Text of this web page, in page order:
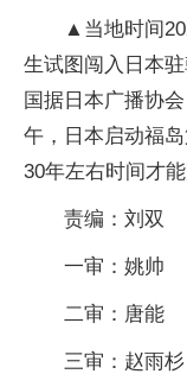
▲当地时间
生试图闯入日本
国据日本广播协
午，日本启动福
30年左右时间才能
责编：刘双
一审：姚帅
二审：唐能
三审：赵雨杉